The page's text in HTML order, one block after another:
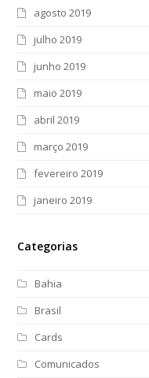
agosto 2019
julho 2019
junho 2019
maio 2019
abril 2019
março 2019
fevereiro 2019
janeiro 2019
Categorias
Bahia
Brasil
Cards
Comunicados